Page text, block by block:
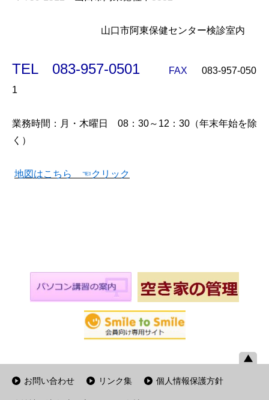
山口市阿東保健センター検診室内
TEL 083-957-0501 FAX
083-957-050
1
業務時間：月・木曜日 08：30～12：30（年末年始を除
く）
地図はこちら ☜クリック
お問い合わせ リンク集 個人情報保護方針